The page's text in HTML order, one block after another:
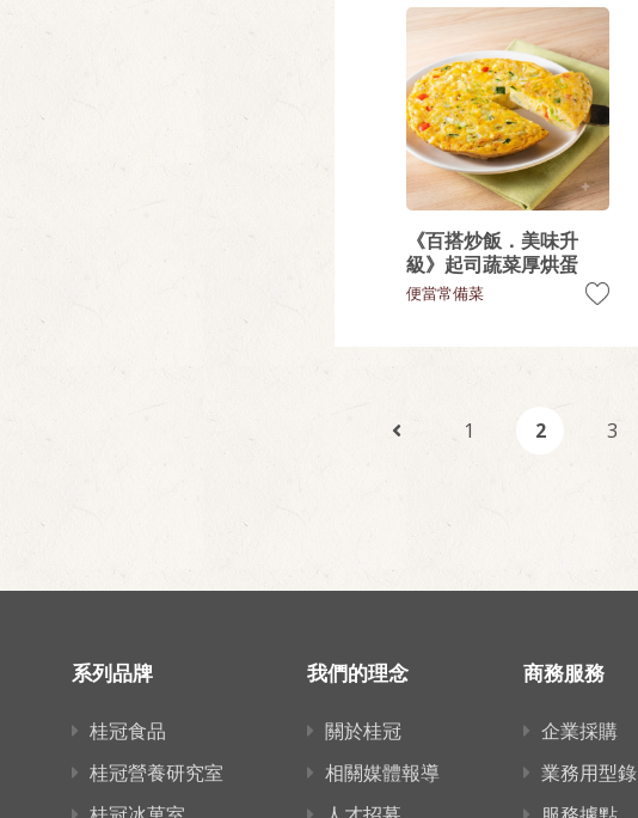
《百搭炒飯．美味升
級》起司蔬菜厚烘蛋
便當常備菜
1 2 3
系列品牌
桂冠食品
桂冠營養研究室
我們的理念
關於桂冠
相關媒體報導
商務服務
企業採購
業務用型錄